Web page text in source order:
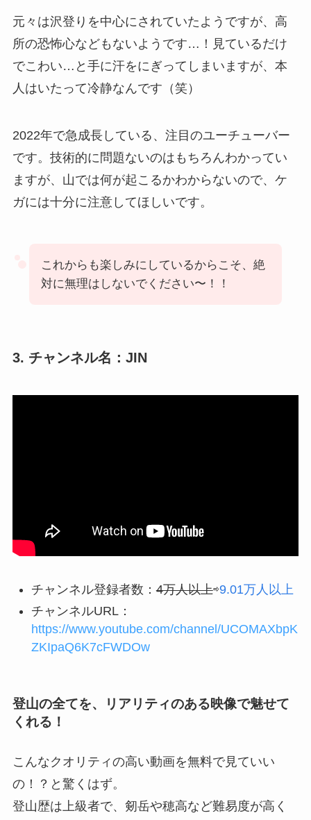
元々は沢登りを中心にされていたようですが、高
所の恐怖心などもないようです…！見ているだけ
でこわい…と手に汗をにぎってしまいますが、本
人はいたって冷静なんです（笑）
2022年で急成長している、注目のユーチューバー
です。技術的に問題ないのはもちろんわかってい
ますが、山では何が起こるかわからないので、ケ
ガには十分に注意してほしいです。
これからも楽しみにしているからこそ、絶
対に無理はしないでください〜！！
3. チャンネル名：JIN
チャンネル登録者数：4万人以上⇨9.01万人以上
チャンネルURL：
https://www.youtube.com/channel/UCOMAXbpK
ZKIpaQ6K7cFWDOw
登山の全てを、リアリティのある映像で魅せて
くれる！
こんなクオリティの高い動画を無料で見ていい
の！？と驚くはず。
登山歴は上級者で、剱岳や穂高など難易度が高く